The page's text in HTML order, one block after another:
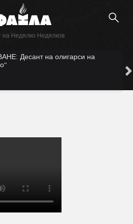
на Недялко Недялков
САМО ВЪВ "ФАКЛА":